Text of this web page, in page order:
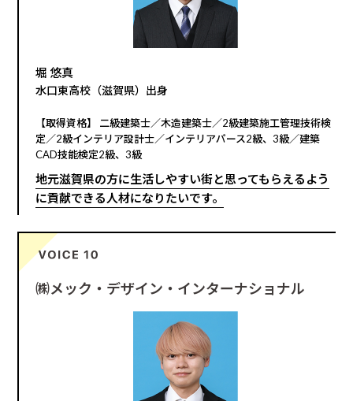
堀 悠真
水口東高校（滋賀県）出身
【取得資格】 二級建築士／木造建築士／2級建築施工管理技術検
定／2級インテリア設計士／インテリアパース2級、3級／建築
CAD技能検定2級、3級
地元滋賀県の方に生活しやすい街と思ってもらえるよう
に貢献できる人材になりたいです。
㈱メック・デザイン・インターナショナル